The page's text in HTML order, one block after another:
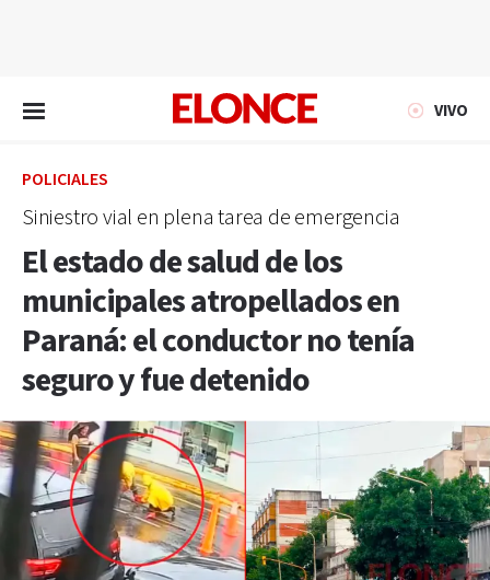
VIVO
POLICIALES
Siniestro vial en plena tarea de emergencia
El estado de salud de los
municipales atropellados en
Paraná: el conductor no tenía
seguro y fue detenido